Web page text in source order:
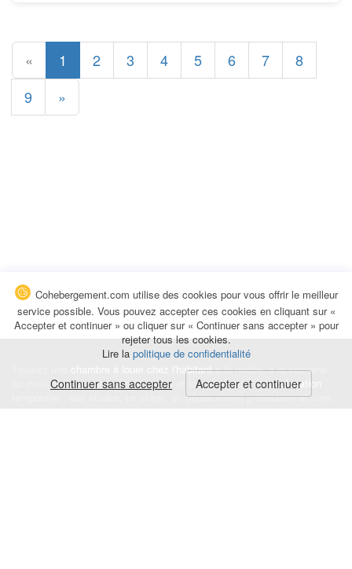
« 1 2 3 4 5 6 7
8
9
»
chambre à louer chez l'habitantà la nuitée, à la semaine,
au mois ou à l'année pour de courts et longs séjours, unecolocation
temporaire : des études, un stage, un déplacement professionnel, une
Cohebergement.com utilise des cookies pour vous offrir le meilleur
service possible. Vous pouvez accepter ces cookies en cliquant sur «
Accepter et continuer » ou cliquer sur « Continuer sans accepter » pour
rejeter tous les cookies.
Lire la politique de confidentialité
Continuer sans accepter Accepter et continuer